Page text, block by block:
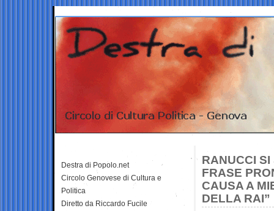
RANUCCI SI
FRASE
CAUSA A
DELLA RAI”
Destra di Popolo.net
Circolo Genovese di Cultura e
Politica
Diretto da Riccardo Fucile